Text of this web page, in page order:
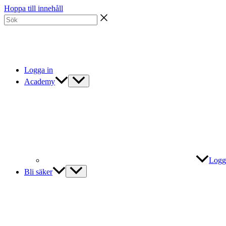
Hoppa till innehåll
Logga in
Academy
Bli säker